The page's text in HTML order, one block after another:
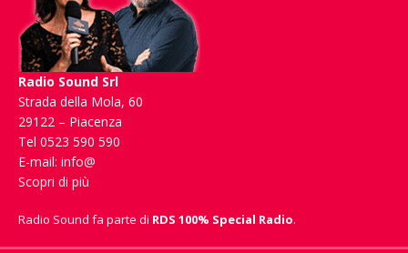
Radio Sound Srl
Strada della Mola, 60
29122 – Piacenza
Tel 0523 590 590
E-mail: info@
Scopri di più
Radio Sound fa parte di RDS 100% Special Radio.